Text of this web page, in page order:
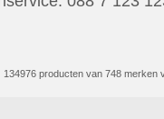
134976 producten van 748 merken